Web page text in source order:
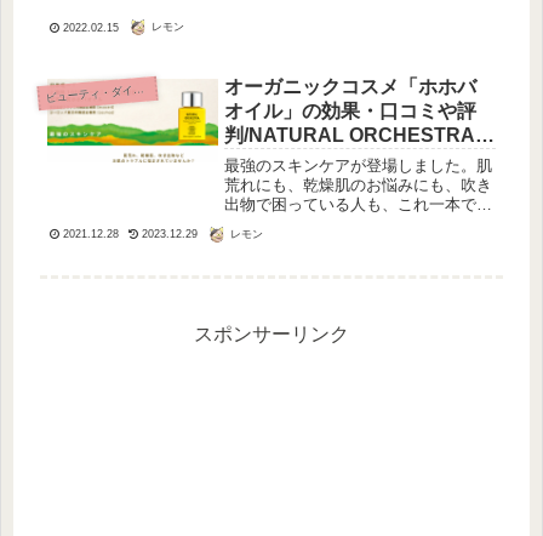
2022.02.15 レモン
ビ
ューティ・ダイエット
オーガニックコスメ「ホホバ
オイル」の効果・口コミや評
判/NATURAL ORCHESTRAの
高品質「オーガニックホホバ
オイル」
最強のスキンケアが登場しました。肌
荒れにも、乾燥肌のお悩みにも、吹き
出物で困っている人も、これ一本で解
にも、保湿にも使えるすぐれものホホ
2021.12.28 2023.12.29 レモン
スポンサーリンク